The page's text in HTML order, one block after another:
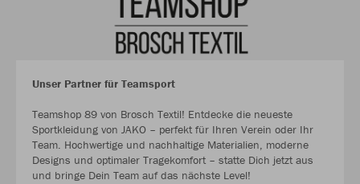
Unser Partner für Teamsport
Teamshop 89 von Brosch Textil! Entdecke die neueste
Sportkleidung von JAKO – perfekt für Ihren Verein oder Ihr
Team. Hochwertige und nachhaltige Materialien, moderne
Designs und optimaler Tragekomfort – statte Dich jetzt aus
und bringe Dein Team auf das nächste Level!